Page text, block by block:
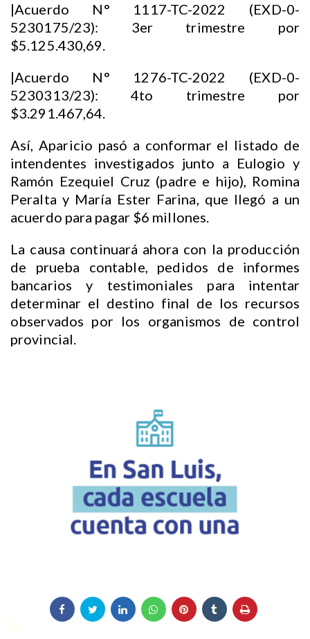
|Acuerdo N° 1117-TC-2022 (EXD-0-
5230175/23): 3er trimestre por
$5.125.430,69.
|Acuerdo N° 1276-TC-2022 (EXD-0-
5230313/23): 4to trimestre por
$3.291.467,64.
Así, Aparicio pasó a conformar el listado de
intendentes investigados junto a Eulogio y
Ramón Ezequiel Cruz (padre e hijo), Romina
Peralta y María Ester Farina, que llegó a un
acuerdo para pagar $6 millones.
La causa continuará ahora con la producción
de prueba contable, pedidos de informes
bancarios y testimoniales para intentar
determinar el destino final de los recursos
observados por los organismos de control
provincial.